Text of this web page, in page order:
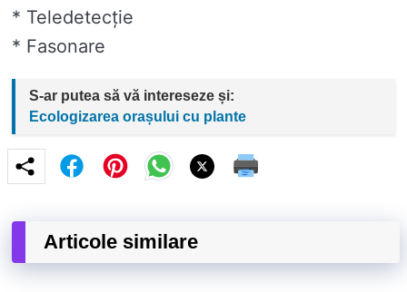
* Teledetecție
* Fasonare
S-ar putea să vă intereseze și:
Ecologizarea orașului cu plante
Articole similare